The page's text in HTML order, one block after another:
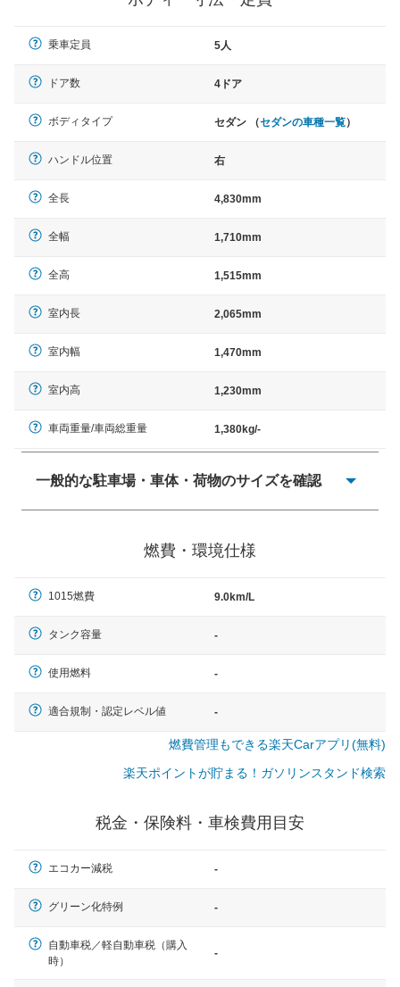
乗車定員 5人
ドア数 4ドア
ボディタイプ セダン （セダンの車種一覧）
ハンドル位置 右
全長 4,830mm
全幅 1,710mm
全高 1,515mm
室内長 2,065mm
室内幅 1,470mm
室内高 1,230mm
車両重量/車両総重量 1,380kg/-
一般的な駐車場・車体・荷物のサイズを確認
× 長さ 5,000mm 車路幅 5,000mmというサイズが標準値
燃費・環境仕様
1015燃費 9.0km/L
タンク容量 -
使用燃料 -
適合規制・認定レベル値 -
燃費管理もできる楽天Carアプリ(無料)
楽天ポイントが貯まる！ガソリンスタンド検索
税金・保険料・車検費用目安
エコカー減税 -
グリーン化特例 -
自動車税／軽自動車税（購入
時）
-